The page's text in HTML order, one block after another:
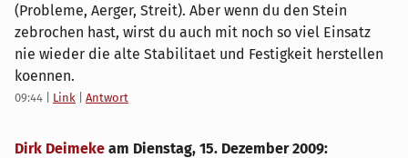
(Probleme, Aerger, Streit). Aber wenn du den Stein
zebrochen hast, wirst du auch mit noch so viel Einsatz
nie wieder die alte Stabilitaet und Festigkeit herstellen
koennen.
09:44 Link Antwort
Dirk Deimeke am Dienstag, 15. Dezember 2009: